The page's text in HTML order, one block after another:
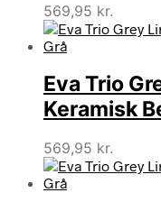
569,95 kr.
Eva Trio
Keramisk
569,95 kr.